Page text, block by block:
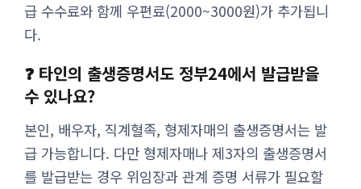
급 수수료와 함께 우편료(2000~3000원)가 추가됩니
다.
❓ 타인의 출생증명서도 정부24에서 발급받을
수 있나요?
본인, 배우자, 직계혈족, 형제자매의 출생증명서는 발
급 가능합니다. 다만 형제자매나 제3자의 출생증명서
를 발급받는 경우 위임장과 관계 증명 서류가 필요할